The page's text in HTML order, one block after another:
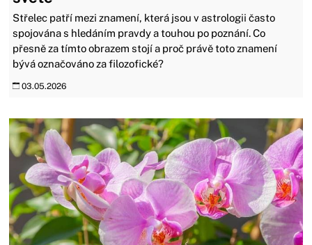
Střelec patří mezi znamení, která jsou v astrologii často
spojována s hledáním pravdy a touhou po poznání. Co
přesně za tímto obrazem stojí a proč právě toto znamení
bývá označováno za filozofické?
03.05.2026